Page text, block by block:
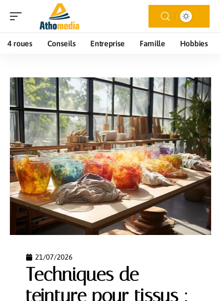
4 roues Conseils Entreprise Famille Hobbies
21/07/2026
Techniques de
teinture pour tissus :